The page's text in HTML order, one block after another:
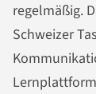
regelmäßig.
Schweizer